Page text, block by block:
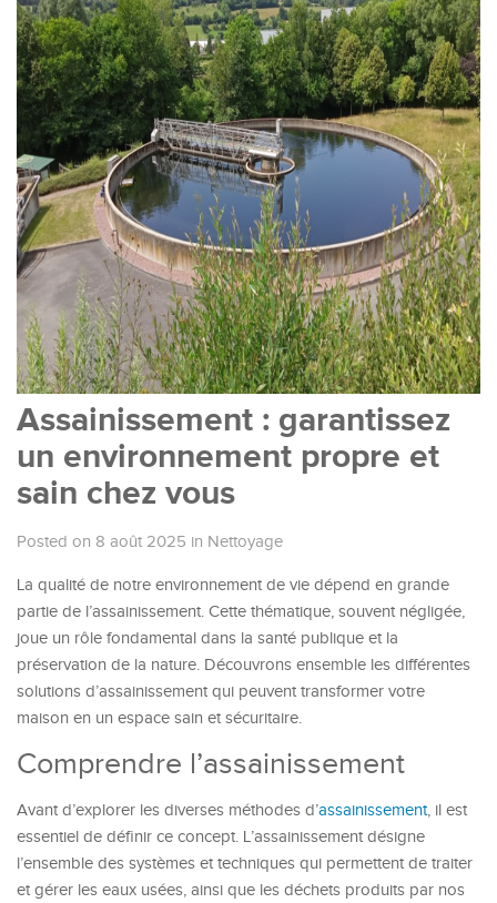
Assainissement : garantissez
un environnement propre et
sain chez vous
Posted on 8 août 2025 in Nettoyage
La qualité de notre environnement de vie dépend en grande
partie de l’assainissement. Cette thématique, souvent négligée,
joue un rôle fondamental dans la santé publique et la
préservation de la nature. Découvrons ensemble les différentes
solutions d’assainissement qui peuvent transformer votre
maison en un espace sain et sécuritaire.
Comprendre l’assainissement
Avant d’explorer les diverses méthodes d’assainissement, il est
essentiel de définir ce concept. L’assainissement désigne
l’ensemble des systèmes et techniques qui permettent de traiter
et gérer les eaux usées, ainsi que les déchets produits par nos